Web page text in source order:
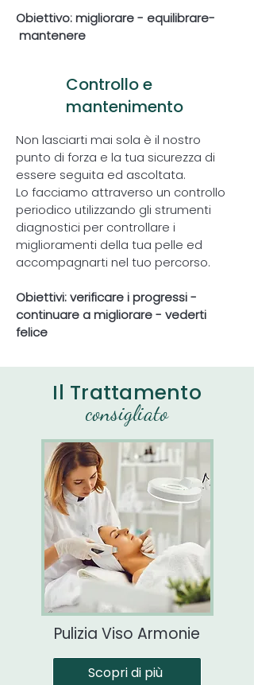
Obiettivo: migliorare - equilibrare-
mantenere
Controllo e
mantenimento
Non lasciarti mai sola è il nostro
punto di forza e la tua sicurezza di
essere seguita ed ascoltata.
Lo facciamo attraverso un controllo
periodico utilizzando gli strumenti
diagnostici per controllare i
miglioramenti della tua pelle ed
accompagnarti nel tuo percorso.
Obiettivi: verificare i progressi -
continuare a migliorare - vederti
felice
Il Trattamento
consigliato
Pulizia Viso Armonie
Scopri di più